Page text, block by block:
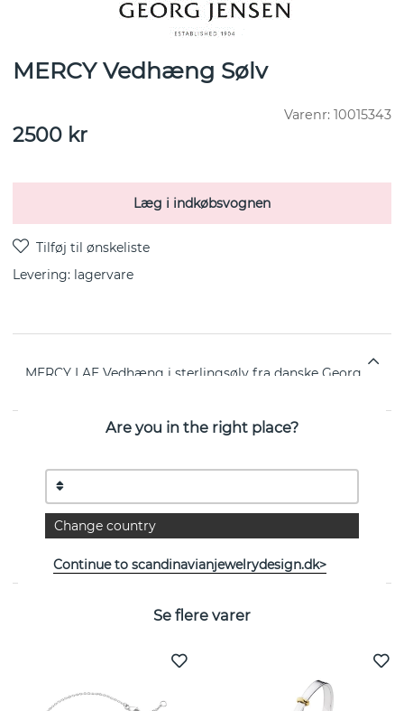
MERCY Vedhæng Sølv
Varenr: 10015343
2500 kr
Læg i indkøbsvognen
Levering: lagervare
MERCY LAE Vedhæng i sterlingsølv fra danske Georg
EGENSKABER
Diameter:
Kollektion: MERCY
Se flere varer
Are you in the right place?
Change country
Continue to scandinavianjewelrydesign.dk>